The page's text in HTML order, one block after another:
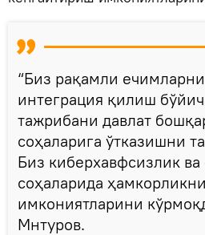
“Биз рақамли
интеграция қилиш
тажрибани давлат
соҳаларига ўтказишни
Биз киберхавфсизлик
соҳаларида
имкониятларини
Мнтуров.